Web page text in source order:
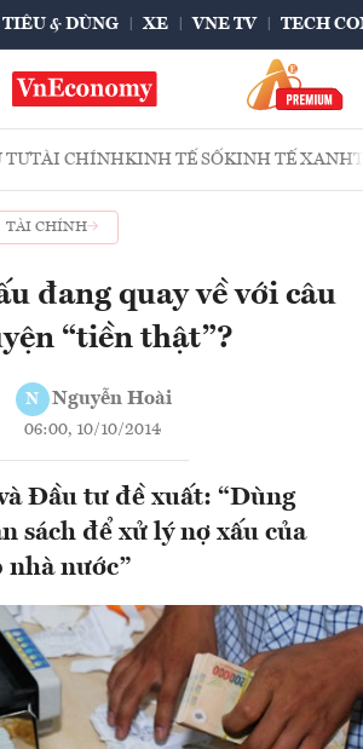
TIÊU & DÙNG XE VNE TV TECH
TƯTÀI CHÍNHKINH TẾ SỐKINH TẾ XANH
TÀI CHÍNH
đang quay về với câu
“tiền thật”?
N Nguyễn Hoài
06:00, 10/10/2014
Đầu tư đề xuất: “Dùng
sách để xử lý nợ xấu của
nhà nước”